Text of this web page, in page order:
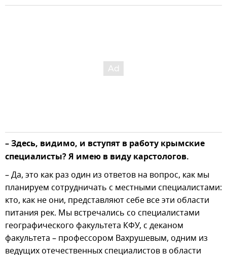
– Здесь, видимо, и вступят в работу крымские
специалисты? Я имею в виду карстологов.
– Да, это как раз один из ответов на вопрос, как мы
планируем сотрудничать с местными специалистами:
кто, как не они, представляют себе все эти области
питания рек. Мы встречались со специалистами
географического факультета КФУ, с деканом
факультета – профессором Вахрушевым, одним из
ведущих отечественных специалистов в области